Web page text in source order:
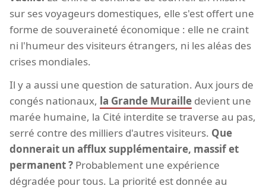
sur ses voyageurs domestiques, elle s'est offert une
forme de souveraineté économique : elle ne craint
ni l'humeur des visiteurs étrangers, ni les aléas des
crises mondiales.
Il y a aussi une question de saturation. Aux jours de
congés nationaux, la Grande Muraille devient une
marée humaine, la Cité interdite se traverse au pas,
serré contre des milliers d'autres visiteurs. Que
donnerait un afflux supplémentaire, massif et
permanent ? Probablement une expérience
dégradée pour tous. La priorité est donnée au